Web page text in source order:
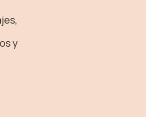
y